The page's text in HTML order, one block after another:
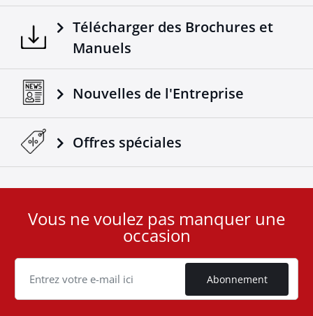
Télécharger des Brochures et
Manuels
Nouvelles de l'Entreprise
Offres spéciales
User
Cookie
Vous ne voulez pas manquer une
occasion
Abonnement